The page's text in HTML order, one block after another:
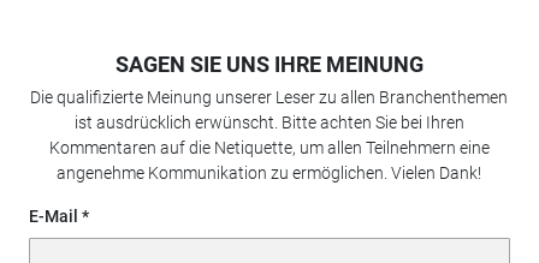
SAGEN SIE UNS IHRE MEINUNG
Die qualifizierte Meinung unserer Leser zu allen Branchenthemen
ist ausdrücklich erwünscht. Bitte achten Sie bei Ihren
Kommentaren auf die Netiquette, um allen Teilnehmern eine
angenehme Kommunikation zu ermöglichen. Vielen Dank!
E-Mail